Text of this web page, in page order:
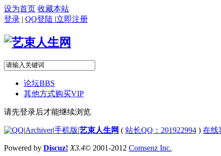
设为首页 收藏本站
登录 | QQ登陆 |立即注册
论坛BBS
其他方式购买VIP
请先登录后才能继续浏览
|Archiver|手机版|艺束人生网 ( 站长QQ：201922994 ) 在线
Powered by Discuz! X3.4© 2001-2012 Comsenz Inc.